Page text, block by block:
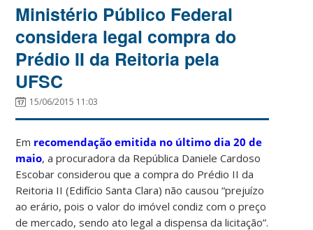
Ministério Público Federal
considera legal compra do
Prédio II da Reitoria pela
UFSC
15/06/2015 11:03
Em recomendação emitida no último dia 20 de
maio, a procuradora da República Daniele Cardoso
Escobar considerou que a compra do Prédio II da
Reitoria II (Edifício Santa Clara) não causou “prejuízo
ao erário, pois o valor do imóvel condiz com o preço
de mercado, sendo ato legal a dispensa da licitação”.